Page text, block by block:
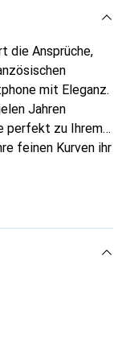
die Ansprüche,
mit Eleganz.
Jahren
perfekt zu Ihrem
feinen Kurven ihr
Die Marke
anspruchsvolle